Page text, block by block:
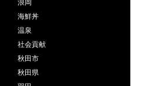
浪岡
海鮮丼
温泉
社会貢献
秋田市
秋田県